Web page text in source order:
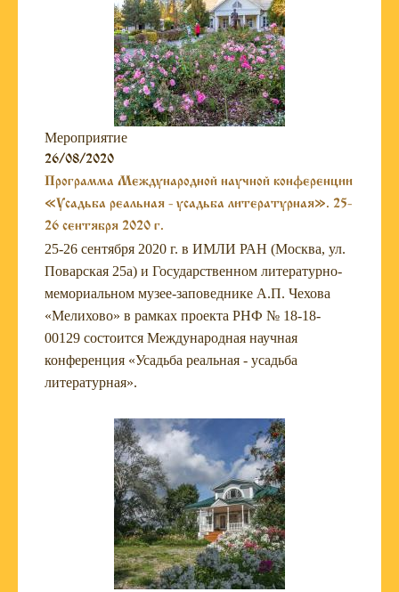
Мероприятие
26/08/2020
Программа Международной научной конференции
«Усадьба реальная - усадьба литературная». 25-
26 сентября 2020 г.
25-26 сентября 2020 г. в ИМЛИ РАН (Москва, ул.
Поварская 25а) и Государственном литературно-
мемориальном музее-заповеднике А.П. Чехова
«Мелихово» в рамках проекта РНФ № 18-18-
00129 состоится Международная научная
конференция «Усадьба реальная - усадьба
литературная».